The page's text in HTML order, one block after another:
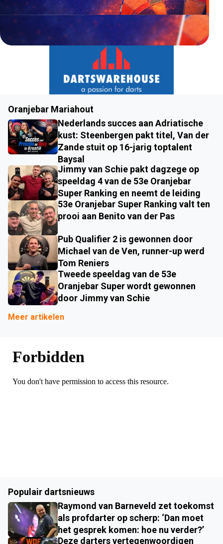
Oranjebar Mariahout
Nederlands succes aan Adriatische
kust: Steenbergen pakt titel, Van der
Zande stuit op 16-jarig toptalent
Baysal
Jimmy van Schie pakt dagzege op
speeldag 4 van de 53e Oranjebar
Super Ranking en neemt de leiding
53e Oranjebar Super Ranking valt ten
prooi aan Benito van der Pas
Pub Qualifier 2 is gewonnen door
Michael van de Ven, runner-up werd
Tom Reniers
Tweede speeldag van de 53e
Oranjebar Super wordt gewonnen
door Jimmy van Schie
Meer artikelen
Populair dartsnieuws
Raymond van Barneveld zet toekomst
als profdarter op scherp: ‘Dan moet
het gesprek komen: hoe nu verder?’
Deze darters vertegenwoordigen